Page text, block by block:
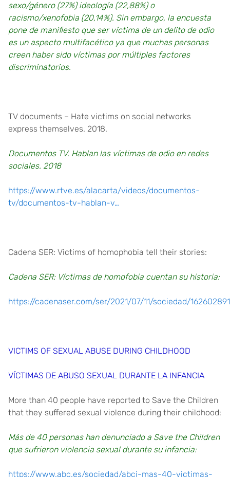
sexo/género (27%) ideología (22,88%) o
racismo/xenofobia (20,14%). Sin embargo, la encuesta
pone de manifiesto que ser víctima de un delito de odio
es un aspecto multifacético ya que muchas personas
creen haber sido víctimas por múltiples factores
discriminatorios.
TV documents – Hate victims on social networks
express themselves. 2018.
Documentos TV. Hablan las víctimas de odio en redes
sociales. 2018
https://www.rtve.es/alacarta/videos/documentos-
tv/documentos-tv-hablan-v…
Cadena SER: Victims of homophobia tell their stories:
Cadena SER: Víctimas de homofobia cuentan su historia:
https://cadenaser.com/ser/2021/07/11/sociedad/
VICTIMS OF SEXUAL ABUSE DURING CHILDHOOD
VÍCTIMAS DE ABUSO SEXUAL DURANTE LA INFANCIA
More than 40 people have reported to Save the Children
that they suffered sexual violence during their childhood:
Más de 40 personas han denunciado a Save the Children
que sufrieron violencia sexual durante su infancia:
https://www.abc.es/sociedad/abci-mas-40-victimas-